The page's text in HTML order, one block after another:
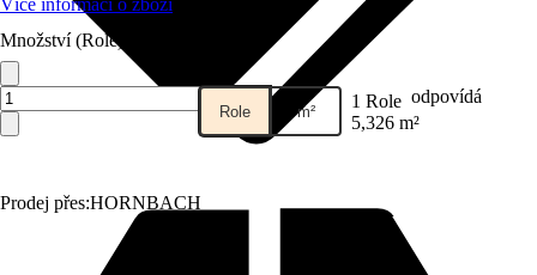
Prodej přes:HORNBACH
Více informací o zboží
Množství (Role)
Role m² 1 Role odpovídá
5,326 m²